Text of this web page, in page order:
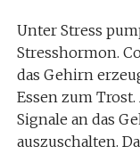
Unter Stress
Stresshormon.
das Gehirn
Essen zum
Signale an das
auszuschalten.